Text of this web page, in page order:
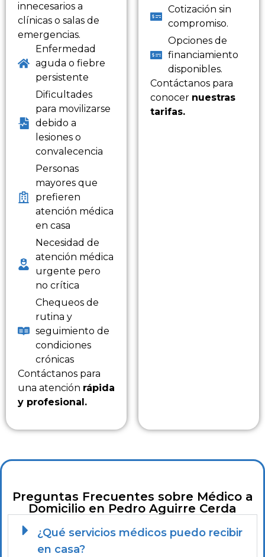
innecesarios a
clínicas o salas de
emergencias.
Enfermedad
aguda o fiebre
persistente
Dificultades
para movilizarse
debido a
lesiones o
convalecencia
Personas
mayores que
prefieren
atención médica
en casa
Necesidad de
atención médica
urgente pero
no crítica
Chequeos de
rutina y
seguimiento de
condiciones
crónicas
Contáctanos para
una atención rápida
y profesional.
Cotización sin
compromiso.
Opciones de
financiamiento
disponibles.
Contáctanos para
conocer nuestras
tarifas.
Preguntas Frecuentes sobre Médico a
Domicilio en Pedro Aguirre Cerda
¿Qué servicios médicos puedo recibir
en casa?